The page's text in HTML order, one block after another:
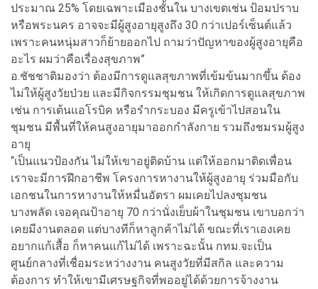
ประมาณ 25% โดยเฉพาะเมืองชั้นใน บางเขตเช่น ป้อมปราบ
หรือพระนคร อาจจะมีผู้สูงอายุสูงถึง 30 กว่าเปอร์เซ็นต์แล้ว
เพราะคนหนุ่มสาวก็ย้ายออกไป ถามว่าปัญหาของผู้สูงอายุคือ
อะไร ผมว่าคือเรื่องสุขภาพ”
อ.ชัชชาติมองว่า ต้องมีการดูแลสุขภาพที่เข้มข้นมากขึ้น ต้อง
ไม่ให้ผู้สูงวัยป่วย และมีกิจกรรมชุมชน ให้เกิดการดูแลสุขภาพ
เช่น การเต้นแอโรบิค หรือรำกระบอง มีครูเข้าไปสอนใน
ชุมชน มีพื้นที่ให้คนสูงอายุมาออกกำลังกาย รวมถึงชมรมผู้สูง
อายุ
“เป็นแนวป้องกัน ไม่ให้เขาอยู่ติดบ้าน แต่ให้ออกมาติดเพื่อน
เราจะมีการฝึกอาชีพ โครงการหางานให้ผู้สูงอายุ ร่วมมือกับ
เอกชนในการหางานให้หมื่นอัตรา ผมเคยไปลงชุมชน
บางพลัด เจอคุณป้าอายุ 70 กว่านั่งเย็บผ้าในชุมชน เขาบอกว่า
เคยมีงานตลอด แต่บางทีก็หาลูกค้าไม่ได้ ขณะที่เราเองเคย
อยากแก้เสื้อ ก็หาคนแก้ไม่ได้ เพราะฉะนั้น กทม.จะเป็น
ศูนย์กลางที่เชื่อมระหว่างงาน คนสูงวัยที่มีสกิล และความ
ต้องการ ทำให้เขามีเศรษฐกิจที่พออยู่ได้ด้วยการจ้างงาน